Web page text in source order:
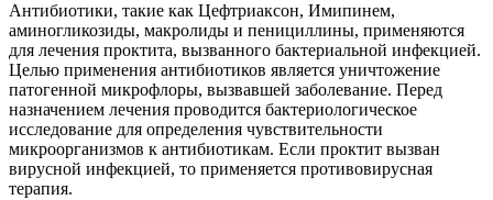
Антибиотики, такие как Цефтриаксон, Имипинем,
аминогликозиды, макролиды и пенициллины, применяются
для лечения проктита, вызванного бактериальной инфекцией.
Целью применения антибиотиков является уничтожение
патогенной микрофлоры, вызвавшей заболевание. Перед
назначением лечения проводится бактериологическое
исследование для определения чувствительности
микроорганизмов к антибиотикам. Если проктит вызван
вирусной инфекцией, то применяется противовирусная
терапия.